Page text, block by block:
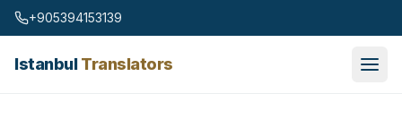
Skip to content
+905394153139
IstanbulTranslators